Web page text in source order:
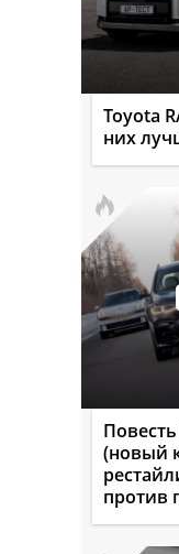
Toyota
них
(новый
против